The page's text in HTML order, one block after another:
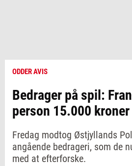
ODDER AVIS
Bedrager på spil:
person 15.000
Fredag modtog Østjyllands
angående bedrageri, som de
med at efterforske.